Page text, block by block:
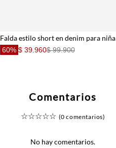
Falda estilo short en denim para niña
60% $ 39.960$ 99.900
Comentarios
☆☆☆☆☆ (0 comentarios)
No hay comentarios.